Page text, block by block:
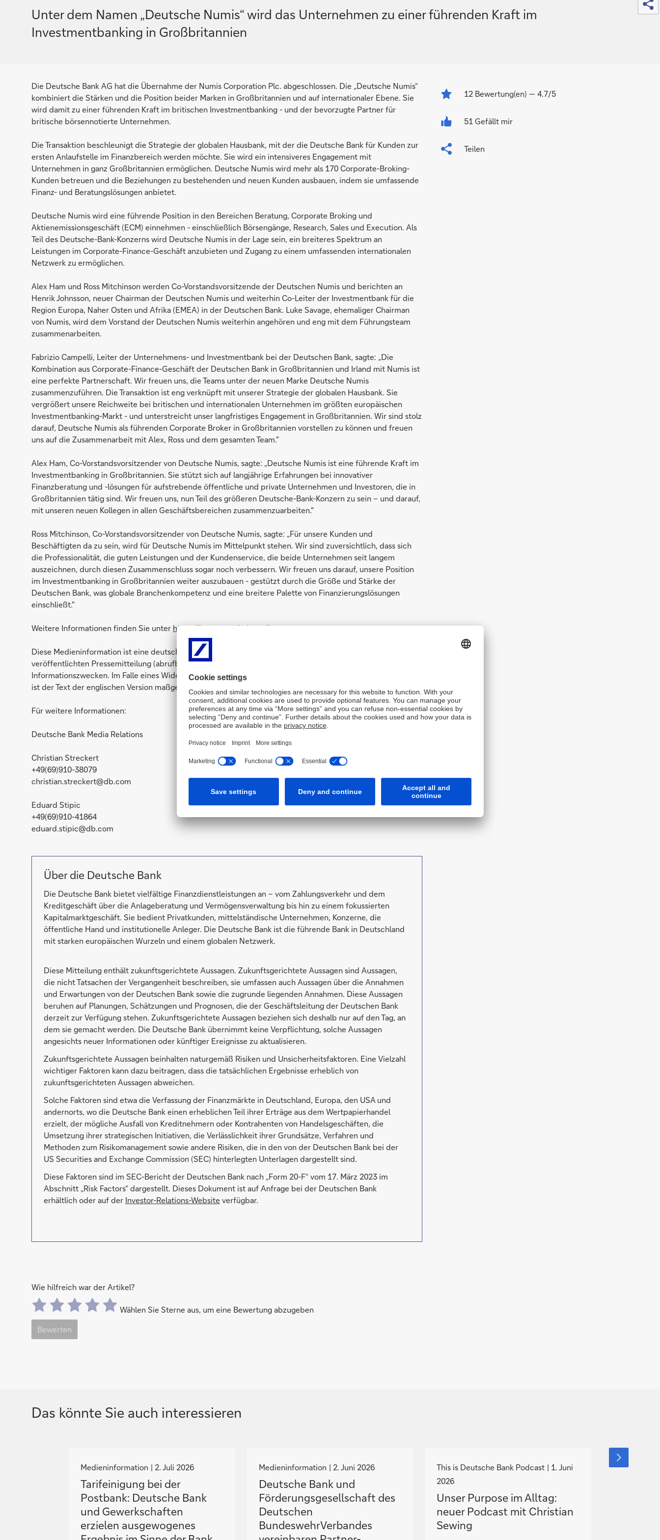
Unter dem Namen „Deutsche Numis“ wird das Unternehmen zu einer führenden Kraft im
Investmentbanking in Großbritannien
Die Deutsche Bank AG hat die Übernahme der Numis Corporation Plc. abgeschlossen. Die „Deutsche Numis“
kombiniert die Stärken und die Position beider Marken in Großbritannien und auf internationaler Ebene. Sie
wird damit zu einer führenden Kraft im britischen Investmentbanking - und der bevorzugte Partner für
britische börsennotierte Unternehmen.
Die Transaktion beschleunigt die Strategie der globalen Hausbank, mit der die Deutsche Bank für Kunden zur
ersten Anlaufstelle im Finanzbereich werden möchte. Sie wird ein intensiveres Engagement mit
Unternehmen in ganz Großbritannien ermöglichen. Deutsche Numis wird mehr als 170 Corporate-Broking-
Kunden betreuen und die Beziehungen zu bestehenden und neuen Kunden ausbauen, indem sie umfassende
Finanz- und Beratungslösungen anbietet.
Deutsche Numis wird eine führende Position in den Bereichen Beratung, Corporate Broking und
Aktienemissionsgeschäft (ECM) einnehmen - einschließlich Börsengänge, Research, Sales und Execution. Als
Teil des Deutsche-Bank-Konzerns wird Deutsche Numis in der Lage sein, ein breiteres Spektrum an
Leistungen im Corporate-Finance-Geschäft anzubieten und Zugang zu einem umfassenden internationalen
Netzwerk zu ermöglichen.
Alex Ham und Ross Mitchinson werden Co-Vorstandsvorsitzende der Deutschen Numis und berichten an
Henrik Johnsson, neuer Chairman der Deutschen Numis und weiterhin Co-Leiter der Investmentbank für die
Region Europa, Naher Osten und Afrika (EMEA) in der Deutschen Bank. Luke Savage, ehemaliger Chairman
von Numis, wird dem Vorstand der Deutschen Numis weiterhin angehören und eng mit dem Führungsteam
zusammenarbeiten.
Fabrizio Campelli, Leiter der Unternehmens- und Investmentbank bei der Deutschen Bank, sagte: „Die
Kombination aus Corporate-Finance-Geschäft der Deutschen Bank in Großbritannien und Irland mit Numis ist
eine perfekte Partnerschaft. Wir freuen uns, die Teams unter der neuen Marke Deutsche Numis
zusammenzuführen. Die Transaktion ist eng verknüpft mit unserer Strategie der globalen Hausbank. Sie
vergrößert unsere Reichweite bei britischen und internationalen Unternehmen im größten europäischen
Investmentbanking-Markt - und unterstreicht unser langfristiges Engagement in Großbritannien. Wir sind stolz
darauf, Deutsche Numis als führenden Corporate Broker in Großbritannien vorstellen zu können und freuen
uns auf die Zusammenarbeit mit Alex, Ross und dem gesamten Team."
Alex Ham, Co-Vorstandsvorsitzender von Deutsche Numis, sagte: „Deutsche Numis ist eine führende Kraft im
Investmentbanking in Großbritannien. Sie stützt sich auf langjährige Erfahrungen bei innovativer
Finanzberatung und -lösungen für aufstrebende öffentliche und private Unternehmen und Investoren, die in
Großbritannien tätig sind. Wir freuen uns, nun Teil des größeren Deutsche-Bank-Konzern zu sein – und darauf,
mit unseren neuen Kollegen in allen Geschäftsbereichen zusammenzuarbeiten."
Ross Mitchinson, Co-Vorstandsvorsitzender von Deutsche Numis, sagte: „Für unsere Kunden und
Beschäftigten da zu sein, wird für Deutsche Numis im Mittelpunkt stehen. Wir sind zuversichtlich, dass sich
die Professionalität, die guten Leistungen und der Kundenservice, die beide Unternehmen seit langem
auszeichnen, durch diesen Zusammenschluss sogar noch verbessern. Wir freuen uns darauf, unsere Position
im Investmentbanking in Großbritannien weiter auszubauen - gestützt durch die Größe und Stärke der
Deutschen Bank, was globale Branchenkompetenz und eine breitere Palette von Finanzierungslösungen
einschließt."
Weitere Informationen finden Sie unter https://investor-relations.db.com
Diese Medieninformation ist eine deutschsprachige Version einer ursprünglich in englischer Sprache
veröffentlichten Pressemitteilung (abrufbar hier:https://investor-relations.db.com
Informationszwecken. Im Falle eines Widerspruchs oder einer Diskrepanz zwischen dem Text der Mitteilungen
ist der Text der englischen Version maßgebend.
Für weitere Informationen:
Deutsche Bank Media Relations
Christian Streckert
+49(69)910-38079
christian.streckert@db.com
Eduard Stipic
+49(69)910-41864
eduard.stipic@db.com
Über die Deutsche Bank
Die Deutsche Bank bietet vielfältige Finanzdienstleistungen an – vom Zahlungsverkehr und dem
Kreditgeschäft über die Anlageberatung und Vermögensverwaltung bis hin zu einem fokussierten
Kapitalmarktgeschäft. Sie bedient Privatkunden, mittelständische Unternehmen, Konzerne, die
öffentliche Hand und institutionelle Anleger. Die Deutsche Bank ist die führende Bank in Deutschland
mit starken europäischen Wurzeln und einem globalen Netzwerk.
Diese Mitteilung enthält zukunftsgerichtete Aussagen. Zukunftsgerichtete Aussagen sind Aussagen,
die nicht Tatsachen der Vergangenheit beschreiben, sie umfassen auch Aussagen über die Annahmen
und Erwartungen von der Deutschen Bank sowie die zugrunde liegenden Annahmen. Diese Aussagen
beruhen auf Planungen, Schätzungen und Prognosen, die der Geschäftsleitung der Deutschen Bank
derzeit zur Verfügung stehen. Zukunftsgerichtete Aussagen beziehen sich deshalb nur auf den Tag, an
dem sie gemacht werden. Die Deutsche Bank übernimmt keine Verpflichtung, solche Aussagen
angesichts neuer Informationen oder künftiger Ereignisse zu aktualisieren.
Zukunftsgerichtete Aussagen beinhalten naturgemäß Risiken und Unsicherheitsfaktoren. Eine Vielzahl
wichtiger Faktoren kann dazu beitragen, dass die tatsächlichen Ergebnisse erheblich von
zukunftsgerichteten Aussagen abweichen.
Solche Faktoren sind etwa die Verfassung der Finanzmärkte in Deutschland, Europa, den USA und
andernorts, wo die Deutsche Bank einen erheblichen Teil ihrer Erträge aus dem Wertpapierhandel
erzielt, der mögliche Ausfall von Kreditnehmern oder Kontrahenten von Handelsgeschäften, die
Umsetzung ihrer strategischen Initiativen, die Verlässlichkeit ihrer Grundsätze, Verfahren und
Methoden zum Risikomanagement sowie andere Risiken, die in den von der Deutschen Bank bei der
US Securities and Exchange Commission (SEC) hinterlegten Unterlagen dargestellt sind.
Diese Faktoren sind im SEC-Bericht der Deutschen Bank nach „Form 20-F“ vom 17. März 2023 im
Abschnitt „Risk Factors“ dargestellt. Dieses Dokument ist auf Anfrage bei der Deutschen Bank
erhältlich oder auf der Investor-Relations-Website verfügbar.
Wie hilfreich war der Artikel?
Wählen Sie Sterne aus, um eine Bewertung abzugeben
Bewerten
12 Bewertung(en) — 4.7/5
51 Gefällt mir
Teilen
Das könnte Sie auch interessieren
a
v
i
g
i
e
Medieninformation 2. Juli 2026
Tarifeinigung bei der
Postbank: Deutsche Bank
und Gewerkschaften
erzielen ausgewogenes
a
v
i
g
i
e
Medieninformation 2. Juni 2026
Deutsche Bank und
Förderungsgesellschaft des
Deutschen
BundeswehrVerbandes
a
v
i
g
i
e
This is Deutsche Bank Podcast
1. Juni
2026
Unser Purpose im Alltag:
neuer Podcast mit Christian
Sewing
N
a
nächstes
Element
anzeigen